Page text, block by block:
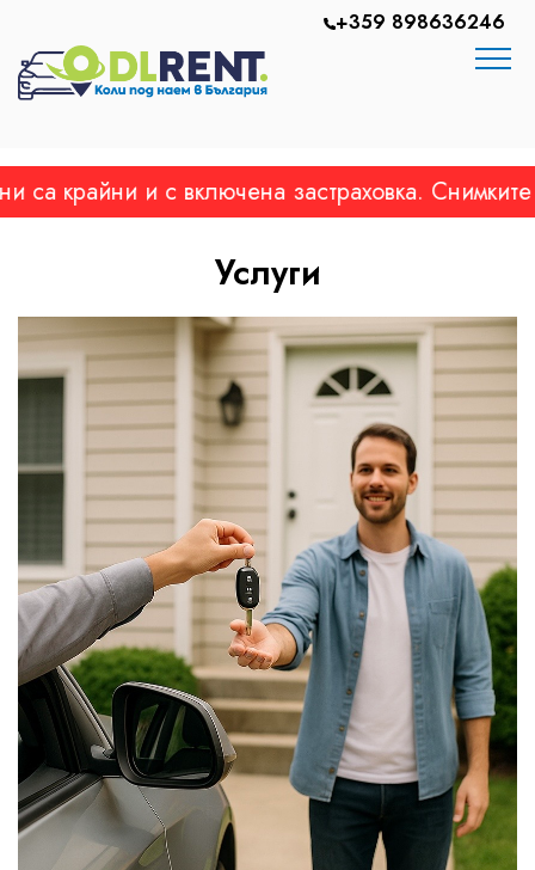
+359 898636246
и с включена застраховка. Снимките са на
Услуги